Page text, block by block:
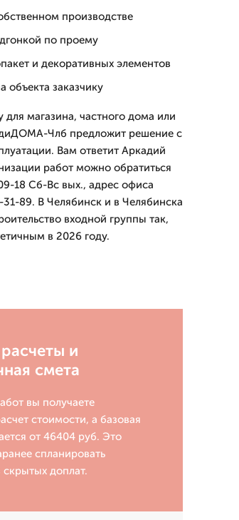
производстве
по проему
и декоративных элементов
объекта заказчику
магазина, частного дома или
Члб предложит решение с
Вам ответит Аркадий
работ можно обратиться
18 Сб-Вс вых., адрес офиса
89. В Челябинск и в Челябинска
входной группы так,
в 2026 году.
и
смета
вы получаете
стоимости, а базовая
от 46404 руб. Это
спланировать
доплат.